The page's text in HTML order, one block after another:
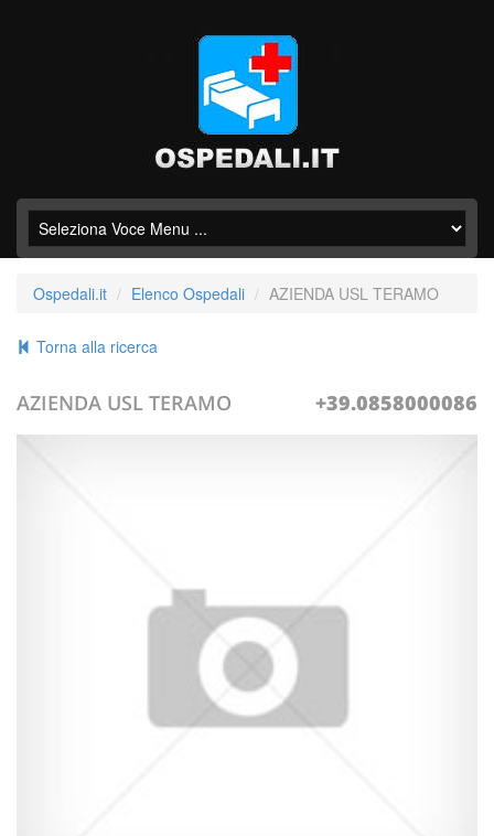
Ospedali.it Elenco Ospedali AZIENDA USL TERAMO
Torna alla ricerca
AZIENDA USL TERAMO +39.0858000086